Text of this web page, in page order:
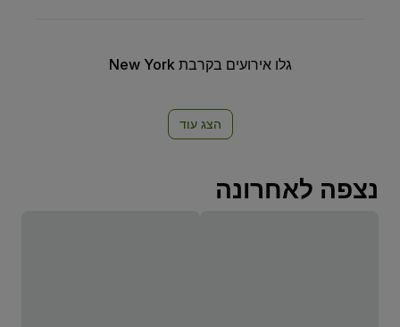
גלו אירועים בקרבת New York
הצג עוד
נצפה לאחרונה